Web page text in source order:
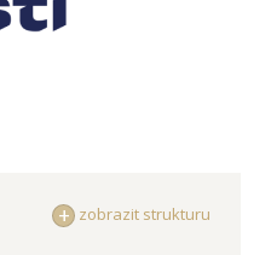
zobrazit strukturu